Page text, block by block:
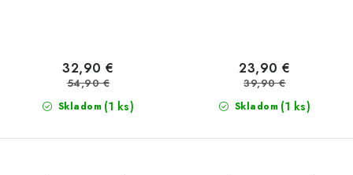
Skladom (1 ks)
32,90 €
54,90 €
Skladom (1 ks)
23,90 €
39,90 €